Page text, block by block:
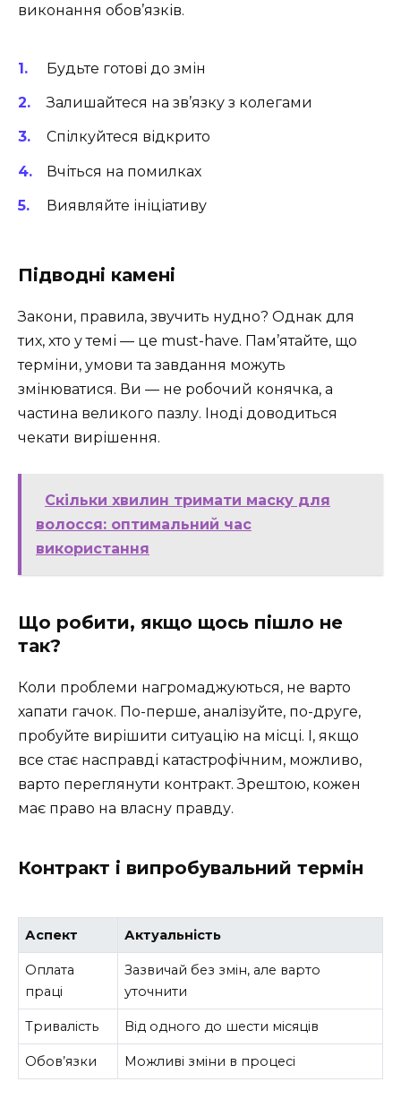
виконання обов’язків.
Будьте готові до змін
Залишайтеся на зв’язку з колегами
Спілкуйтеся відкрито
Вчіться на помилках
Виявляйте ініціативу
Підводні камені
Закони, правила, звучить нудно? Однак для
тих, хто у темі — це must-have. Пам’ятайте, що
терміни, умови та завдання можуть
змінюватися. Ви — не робочий конячка, а
частина великого пазлу. Іноді доводиться
чекати вирішення.
Скільки хвилин тримати маску для
волосся: оптимальний час
використання
Що робити, якщо щось пішло не
так?
Коли проблеми нагромаджуються, не варто
хапати гачок. По-перше, аналізуйте, по-друге,
пробуйте вирішити ситуацію на місці. І, якщо
все стає насправді катастрофічним, можливо,
варто переглянути контракт. Зрештою, кожен
має право на власну правду.
Контракт і випробувальний термін
Аспект Актуальність
Оплата
праці
Зазвичай без змін, але варто
уточнити
Тривалість Від одного до шести місяців
Обов’язки Можливі зміни в процесі